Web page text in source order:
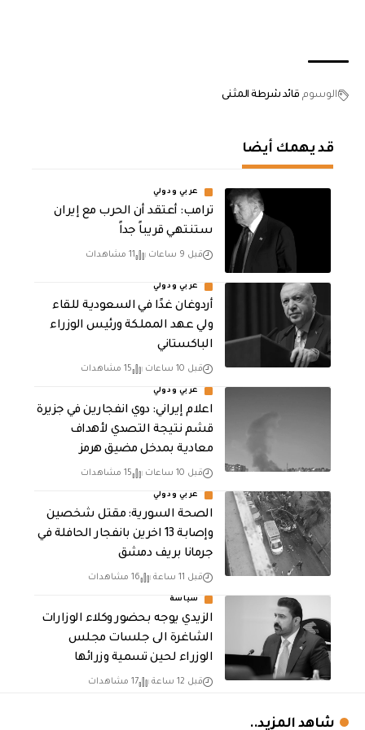
الوسوم قائد شرطة المثنى
قد يهمك أيضا
عربي ودولي
‏ترامب: أعتقد أن الحرب مع إيران
ستنتهي قريباً جداً
قبل 9 ساعات 11 مشاهدات
عربي ودولي
أردوغان غدًا في السعودية للقاء
ولي عهد المملكة ورئيس الوزراء
الباكستاني
قبل 10 ساعات 15 مشاهدات
عربي ودولي
اعلام إيراني: دوي انفجارين في جزيرة
قشم نتيجة التصدي لأهداف
معادية بمدخل مضيق هرمز
قبل 10 ساعات 15 مشاهدات
عربي ودولي
الصحة السورية: مقتل شخصين
وإصابة 13 اخرين بانفجار الحافلة في
جرمانا بريف دمشق
قبل 11 ساعة 16 مشاهدات
سياسة
الزيدي يوجه بحضور وكلاء الوزارات
الشاغرة الى جلسات مجلس
الوزراء لحين تسمية وزرائها
قبل 12 ساعة 17 مشاهدات
شاهد المزيد..